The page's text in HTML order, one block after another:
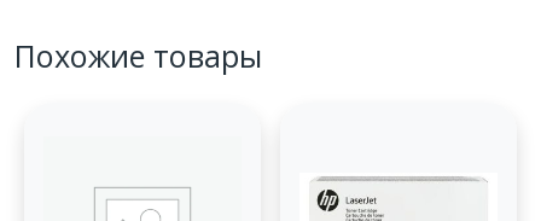
Похожие товары